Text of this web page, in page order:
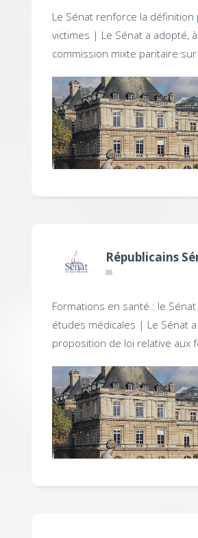
Le Sénat renforce la
victimes | Le Sénat a adopté,
commission mixte paritaire
Républicains
Formations en santé : le
études médicales | Le Sénat
proposition de loi relative aux